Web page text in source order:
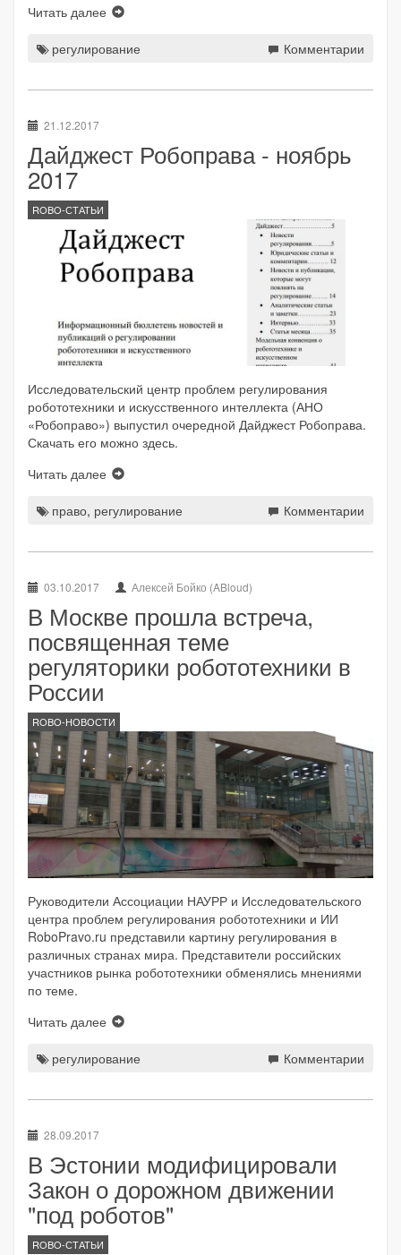
Читать далее
регулирование Комментарии
21.12.2017
Дайджест Робоправа - ноябрь
2017
ROBO-СТАТЬИ
Исследовательский центр проблем регулирования
робототехники и искусственного интеллекта (АНО
«Робоправо») выпустил очередной Дайджест Робоправа.
Скачать его можно здесь.
Читать далее
право, регулирование Комментарии
03.10.2017 Алексей Бойко (ABloud)
В Москве прошла встреча,
посвященная теме
регуляторики робототехники в
России
ROBO-НОВОСТИ
Руководители Ассоциации НАУРР и Исследовательского
центра проблем регулирования робототехники и ИИ
RoboPravo.ru представили картину регулирования в
различных странах мира. Представители российских
участников рынка робототехники обменялись мнениями
по теме.
Читать далее
регулирование Комментарии
28.09.2017
В Эстонии модифицировали
Закон о дорожном движении
"под роботов"
ROBO-СТАТЬИ